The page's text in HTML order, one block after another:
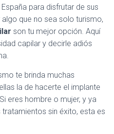
para disfrutar de sus
que no sea solo turismo,
son tu mejor opción. Aquí
capilar y decirle adiós
te brinda muchas
la de hacerte el implante
eres hombre o mujer, y ya
sin éxito, esta es